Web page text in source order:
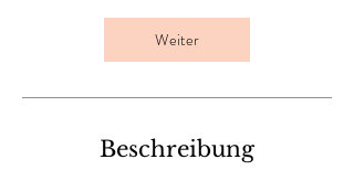
i
.
Weiter
Beschreibung